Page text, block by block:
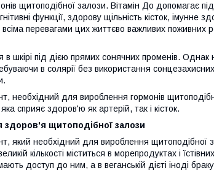
щитоподібної залози. Вітамін До допомагає
функції, здорову щільність кісток, імунне
перевагами цих життєво важливих
в шкірі під дією прямих сонячних променів.
в солярії без використання
необхідний для вироблення гормонів
сприяє здоров'ю як артерій, так і кісток.
щитоподібної залози
який необхідний для вироблення щитоподібної
кількості міститься в морепродуктах і
доступ до ним, а в веганській дієті іноді